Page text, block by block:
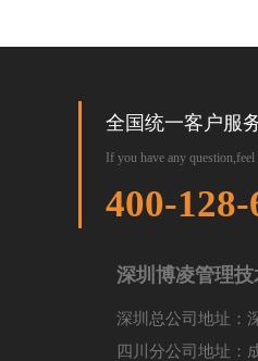
全国统一客户服
If you have any
400-128-
深圳博凌管理技
深圳总公司地址：
四川分公司地址：